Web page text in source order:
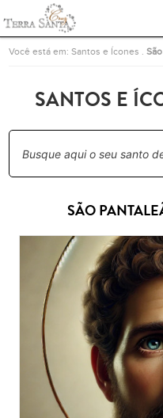
Ir para a página inicial
Você está em:Santos e Ícones .
SANTOS E
SÃO